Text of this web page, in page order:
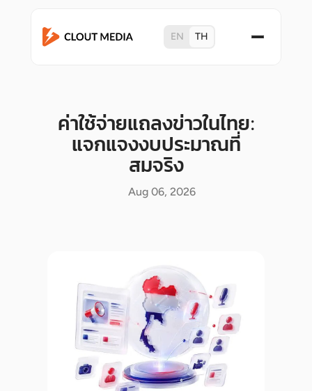
EN TH
ค่าใช้จ่ายแถลงข่าวในไทย:
แจกแจงงบประมาณที่
สมจริง
Aug 06, 2026